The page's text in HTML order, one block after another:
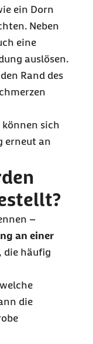
ein Dorn
Neben
eine
auslösen.
Rand des
sich
erneut an
–
an einer
die häufig
die